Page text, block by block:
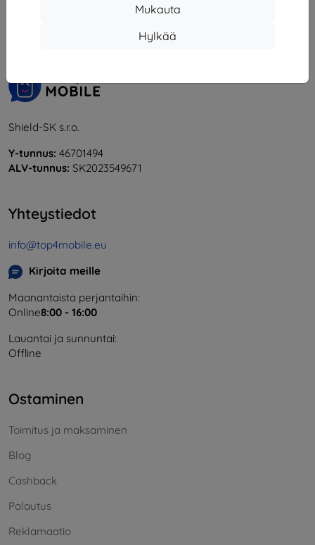
Mukauta
Hylkää
Shield-SK s.r.o.
Y-tunnus: 46701494
ALV-tunnus: SK2023549671
Yhteystiedot
info@top4mobile.eu
Kirjoita meille
Maanantaista perjantaihin:
Online8:00 - 16:00
Lauantai ja sunnuntai:
Offline
Ostaminen
Toimitus ja maksaminen
Blog
Cashback
Palautus
Reklamaatio